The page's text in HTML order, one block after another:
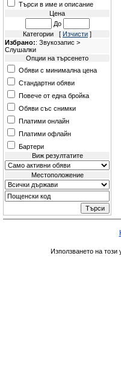
Търси в име и описание
Цена
До
Категории [ Изчисти ]
Избрано:: Звукозапис >
Слушалки
Опции на търсенето
Обяви с минимална цена
Стандартни обяви
Повече от една бройка
Обяви със снимки
Платими онлайн
Платими офлайн
Бартери
Виж резултатите
Местоположение
Използването на